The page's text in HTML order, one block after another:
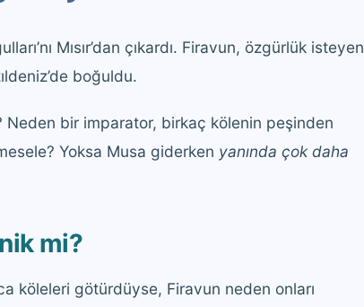
Mısır’dan çıkardı. Firavun, özgürlük isteyen
boğuldu.
Neden bir imparator, birkaç kölenin peşinden
Yoksa Musa giderken yanında çok daha
mi?
köleleri götürdüyse, Firavun neden onları